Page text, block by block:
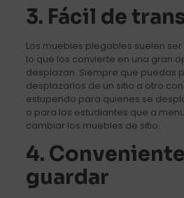
3. Fácil de
Los muebles plegables suelen
lo que los convierte en una gran
desplazan. Siempre que puedas
desplazarlos de un sitio a otro
estupendo para quienes se
o para los estudiantes que a
cambiar los muebles de sitio.
4.
guardar